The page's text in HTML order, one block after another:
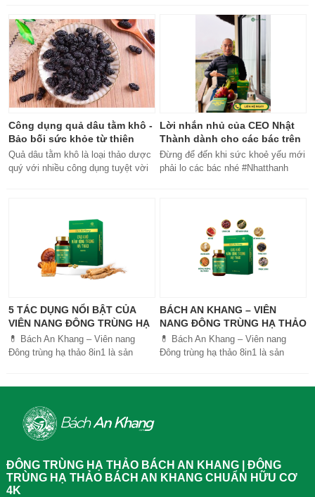
Công dụng quả dâu tằm khô -
Bảo bối sức khỏe từ thiên
nhiên
Quả dâu tằm khô là loại thảo dược
quý với nhiều công dụng tuyệt vời
Lời nhắn nhủ của CEO Nhật
Thành dành cho các bác trên
50 tuổi
Đừng để đến khi sức khoẻ yếu mới
phải lo các bác nhé #Nhatthanh
#khoetubentrong #nhatthanhbak
5 TÁC DỤNG NỔI BẬT CỦA
VIÊN NANG ĐÔNG TRÙNG HẠ
THẢO BÁCH AN KHANG
💊 Bách An Khang – Viên nang
Đông trùng hạ thảo 8in1 là sản
tiêu hóa, ngủ ngon, giảm mệt mỏi.
Sản phẩm được sản xuất tại nhà
máy đạt chuẩn GMP, sử dụng công
giúp hấp thu nhanh và hiệu quả
hơn.
BÁCH AN KHANG – VIÊN
NANG ĐÔNG TRÙNG HẠ THẢO
8IN1: GIẢI PHÁP SỨC KHỎE
TOÀN DIỆN
💊 Bách An Khang – Viên nang
Đông trùng hạ thảo 8in1 là sản
ĐÔNG TRÙNG HẠ THẢO BÁCH AN KHANG | ĐÔNG
TRÙNG HẠ THẢO BÁCH AN KHANG CHUẨN HỮU CƠ
4K